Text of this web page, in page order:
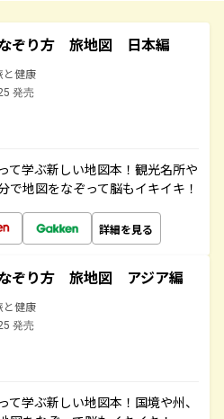
ぞり方 旅地図 日本編
と健康
発売
て学ぶ新しい地図本！観光名所や
で地図をなぞって脳もイキイキ！
詳細を見る
ぞり方 旅地図 アジア編
と健康
発売
学ぶ新しい地図本！国境や州、